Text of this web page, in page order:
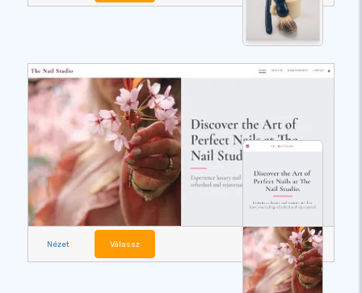
Nézet Válassz